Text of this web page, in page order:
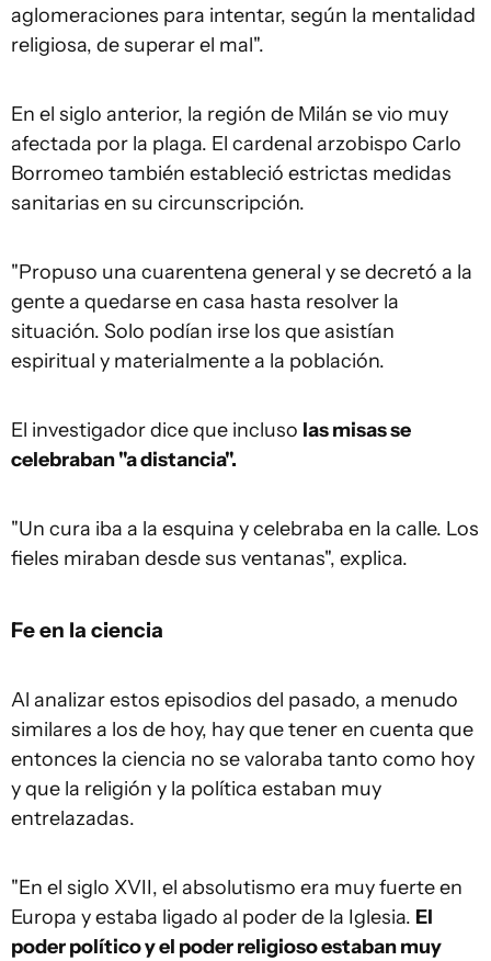
aglomeraciones para intentar, según la mentalidad
religiosa, de superar el mal".
En el siglo anterior, la región de Milán se vio muy
afectada por la plaga. El cardenal arzobispo Carlo
Borromeo también estableció estrictas medidas
sanitarias en su circunscripción.
"Propuso una cuarentena general y se decretó a la
gente a quedarse en casa hasta resolver la
situación. Solo podían irse los que asistían
espiritual y materialmente a la población.
El investigador dice que incluso las misas se
celebraban"a distancia".
"Un cura iba a la esquina y celebraba en la calle. Los
fieles miraban desde sus ventanas", explica.
Fe en la ciencia
Al analizar estos episodios del pasado, a menudo
similares a los de hoy, hay que tener en cuenta que
entonces la ciencia no se valoraba tanto como hoy
y que la religión y la política estaban muy
entrelazadas.
"En el siglo XVII, el absolutismo era muy fuerte en
Europa y estaba ligado al poder de la Iglesia. El
poder político y el poder religiosoestaban muy